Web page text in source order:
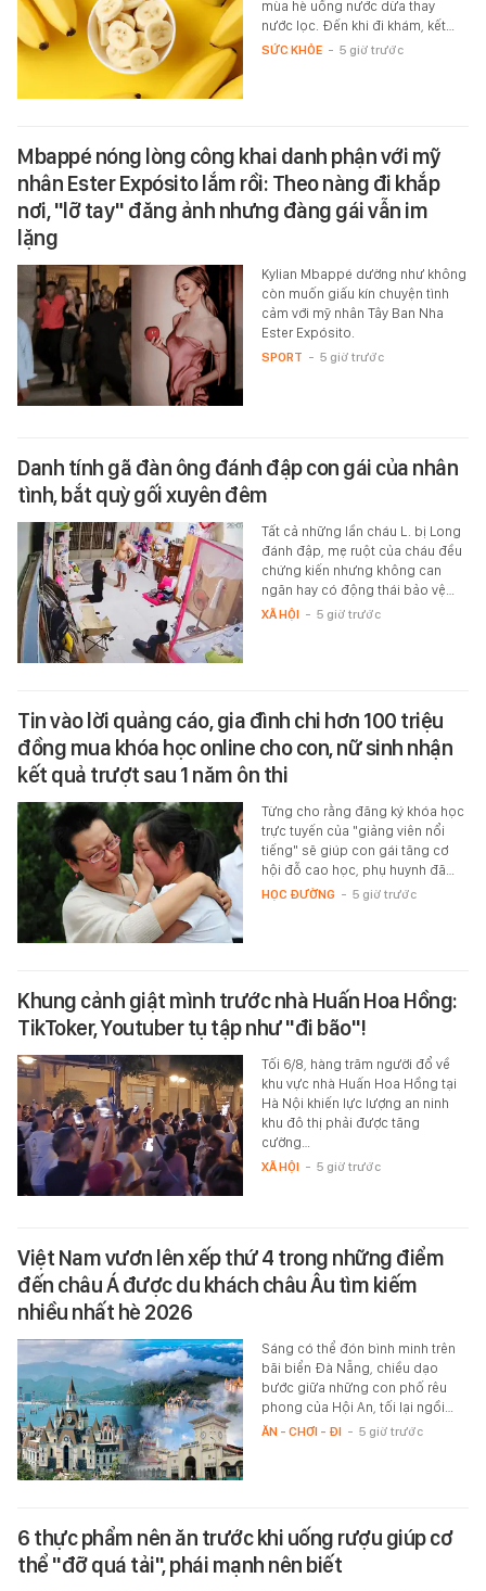
mùa hè uống nước dừa thay
nước lọc. Đến khi đi khám, kết…
SỨC KHỎE - 5 giờ trước
Mbappé nóng lòng công khai danh phận với mỹ
nhân Ester Expósito lắm rồi: Theo nàng đi khắp
nơi, "lỡ tay" đăng ảnh nhưng đàng gái vẫn im
lặng
Kylian Mbappé dường như không
còn muốn giấu kín chuyện tình
cảm với mỹ nhân Tây Ban Nha
Ester Expósito.
SPORT - 5 giờ trước
Danh tính gã đàn ông đánh đập con gái của nhân
tình, bắt quỳ gối xuyên đêm
Tất cả những lần cháu L. bị Long
đánh đập, mẹ ruột của cháu đều
chứng kiến nhưng không can
ngăn hay có động thái bảo vệ…
XÃ HỘI - 5 giờ trước
Tin vào lời quảng cáo, gia đình chi hơn 100 triệu
đồng mua khóa học online cho con, nữ sinh nhận
kết quả trượt sau 1 năm ôn thi
Từng cho rằng đăng ký khóa học
trực tuyến của "giảng viên nổi
tiếng" sẽ giúp con gái tăng cơ
hội đỗ cao học, phụ huynh đã…
HỌC ĐƯỜNG - 5 giờ trước
Khung cảnh giật mình trước nhà Huấn Hoa Hồng:
TikToker, Youtuber tụ tập như "đi bão"!
Tối 6/8, hàng trăm người đổ về
khu vực nhà Huấn Hoa Hồng tại
Hà Nội khiến lực lượng an ninh
khu đô thị phải được tăng
cường…
XÃ HỘI - 5 giờ trước
Việt Nam vươn lên xếp thứ 4 trong những điểm
đến châu Á được du khách châu Âu tìm kiếm
nhiều nhất hè 2026
Sáng có thể đón bình minh trên
bãi biển Đà Nẵng, chiều dạo
bước giữa những con phố rêu
phong của Hội An, tối lại ngồi…
ĂN - CHƠI - ĐI - 5 giờ trước
6 thực phẩm nên ăn trước khi uống rượu giúp cơ
thể "đỡ quá tải", phái mạnh nên biết